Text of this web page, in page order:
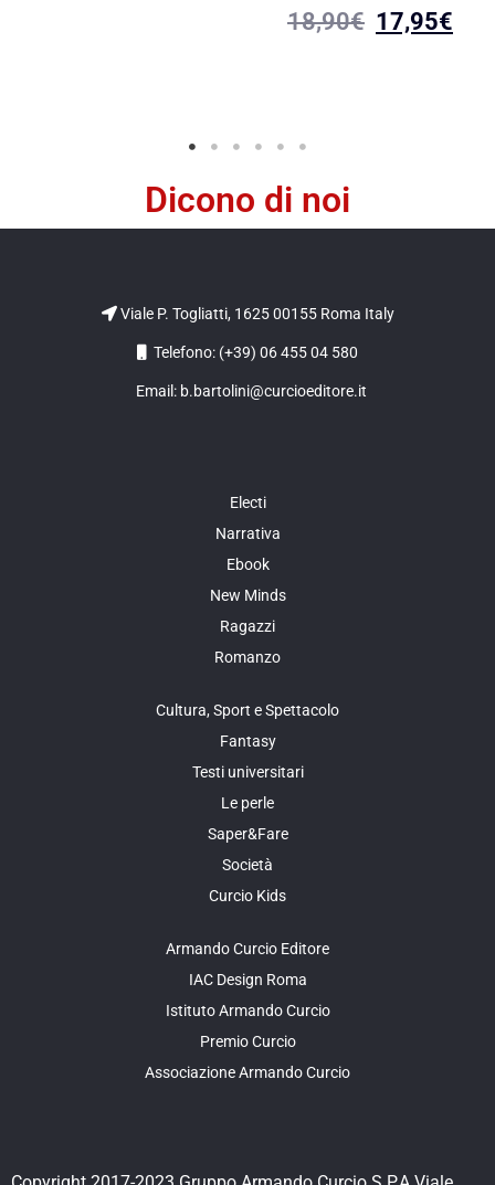
18,90€ 17,95€
Dicono di noi
Viale P. Togliatti, 1625 00155 Roma Italy
Telefono: (+39) 06 455 04 580
Email: b.bartolini@curcioeditore.it
Electi
Narrativa
Ebook
New Minds
Ragazzi
Romanzo
Cultura, Sport e Spettacolo
Fantasy
Testi universitari
Le perle
Saper&Fare
Società
Curcio Kids
Armando Curcio Editore
IAC Design Roma
Istituto Armando Curcio
Premio Curcio
Associazione Armando Curcio